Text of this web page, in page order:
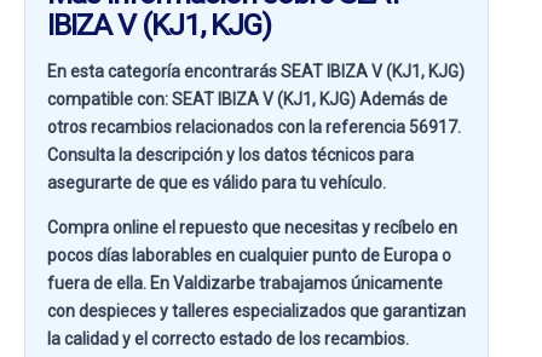
IBIZA V (KJ1, KJG)
En esta categoría encontrarás SEAT IBIZA V (KJ1, KJG)
compatible con:SEAT IBIZA V (KJ1, KJG)Además de
otros recambios relacionados con la referencia 56917.
Consulta la descripción y los datos técnicos para
asegurarte de que es válido para tu vehículo.
Compra online el repuesto que necesitas y recíbelo en
pocos días laborables en cualquier punto de Europa o
fuera de ella. EnValdizarbetrabajamos únicamente
con despieces y talleres especializados que garantizan
la calidad y el correcto estado de los recambios.